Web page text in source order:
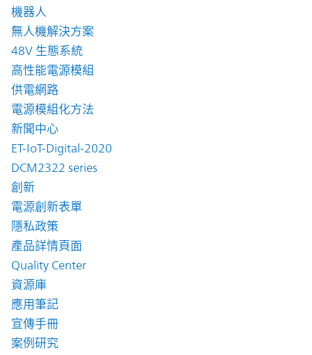
機器人
無人機解決方案
48V 生態系統
高性能電源模組
供電網路
電源模組化方法
新聞中心
ET-IoT-Digital-2020
DCM2322 series
創新
電源創新表單
隱私政策
產品詳情頁面
Quality Center
資源庫
應用筆記
宣傳手冊
案例研究